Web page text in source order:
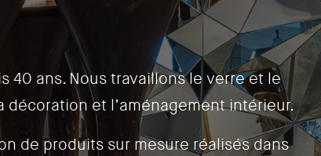
40 ans. Nous travaillons le verre et le
et l’aménagement intérieur.
de produits sur mesure réalisés dans